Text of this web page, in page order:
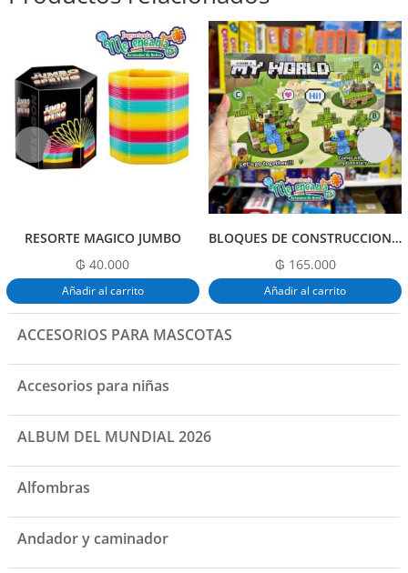
b
o
o
k
p
p
er l p
ar
tir
RESORTE MAGICO JUMBO
₲ 40.000
Añadir al carrito
BLOQUES DE CONSTRUCCION MAGNETICO
₲ 165.000
Añadir al carrito
ACCESORIOS PARA MASCOTAS
Accesorios para niñas
ALBUM DEL MUNDIAL 2026
Alfombras
Andador y caminador